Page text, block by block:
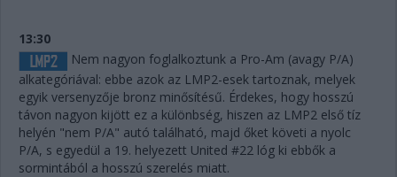
13:30
Nem nagyon foglalkoztunk a Pro-Am (avagy P/A)
alkategóriával: ebbe azok az LMP2-esek tartoznak, melyek
egyik versenyzője bronz minősítésű. Érdekes, hogy hosszú
távon nagyon kijött ez a különbség, hiszen az LMP2 első tíz
helyén "nem P/A" autó található, majd őket követi a nyolc
P/A, s egyedül a 19. helyezett United #22 lóg ki ebbők a
sormintából a hosszú szerelés miatt.